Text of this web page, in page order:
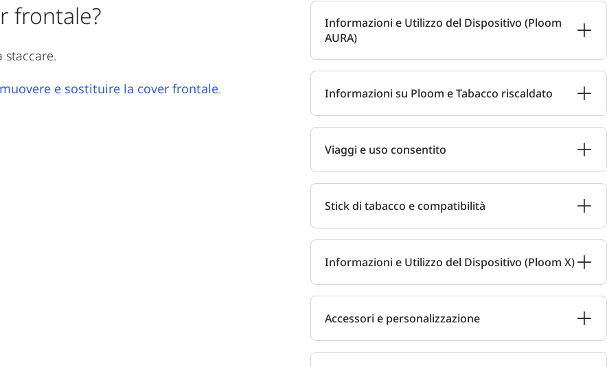
frontale?
staccare.
e sostituire la cover frontale.
Informazioni e Utilizzo del Dispositivo (Ploom
AURA)
Informazioni su Ploom e Tabacco riscaldato
Viaggi e uso consentito
Stick di tabacco e compatibilità
Informazioni e Utilizzo del Dispositivo (Ploom X)
Accessori e personalizzazione